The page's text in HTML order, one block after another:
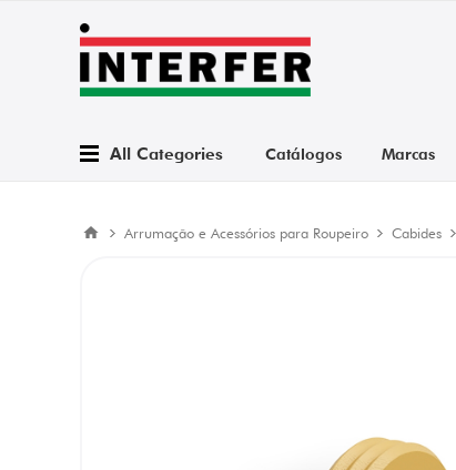
All Categories Catálogos Marcas
Arrumação e Acessórios para Roupeiro Cabides